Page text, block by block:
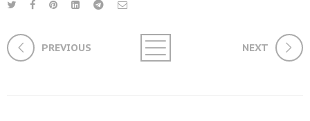
PREVIOUS NEXT